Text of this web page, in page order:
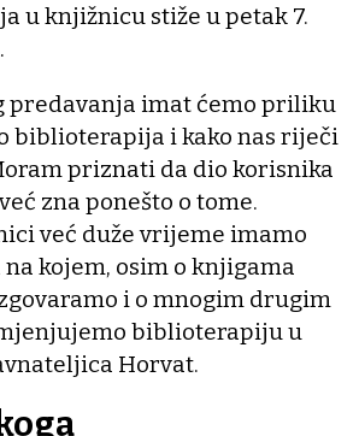
u knjižnicu stiže u petak 7.
predavanja imat ćemo priliku
biblioterapija i kako nas riječi
priznati da dio korisnika
zna ponešto o tome.
već duže vrijeme imamo
kojem, osim o knjigama
i o mnogim drugim
biblioterapiju u
Horvat.